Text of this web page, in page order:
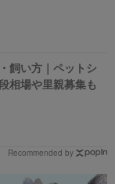
飼い方｜ペットシ
相場や里親募集も
Recommended by